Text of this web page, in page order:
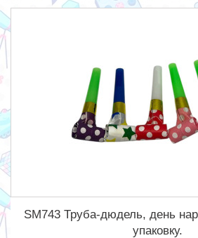
SM743 Труба-дюдель, день
упаковку.